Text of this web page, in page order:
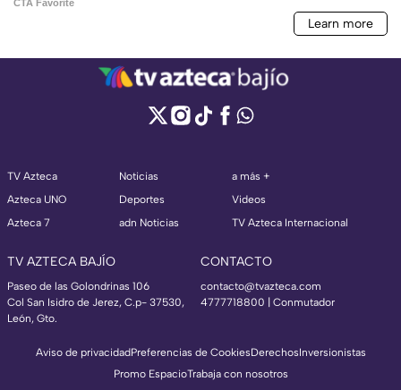
TV Azteca
Azteca UNO
Azteca 7
Noticias
Deportes
adn Noticias
a más +
Videos
TV Azteca Internacional
TV AZTECA BAJÍO
Paseo de las Golondrinas 106
Col San Isidro de Jerez, C.p- 37530,
León, Gto.
CONTACTO
contacto@tvazteca.com
4777718800 | Conmutador
Aviso de privacidadPreferencias de CookiesDerechosInversionistas
Promo EspacioTrabaja con nosotros